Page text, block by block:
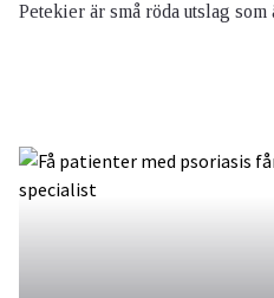
Petekier är små röda utslag